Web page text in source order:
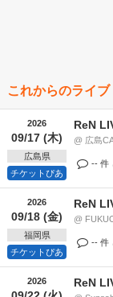
これからのライブ
2026
09/17 (木)
広島県
チケットぴあ
ReN
@ 広島
-- 件
2026
09/18 (金)
福岡県
チケットぴあ
ReN
@
-- 件
2026 ReN